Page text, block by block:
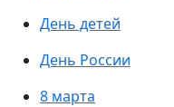
День детей
День России
8 марта